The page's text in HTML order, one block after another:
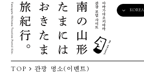
KOREA
TOP 관광 명소(이벤트)